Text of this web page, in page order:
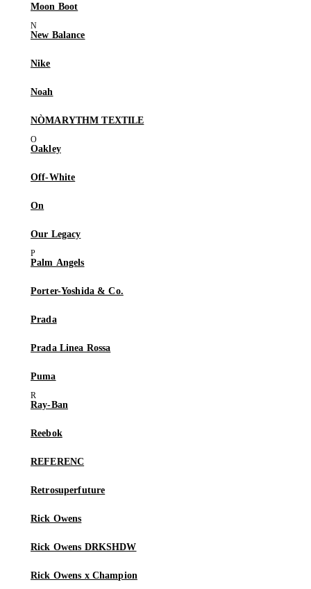
Moon Boot
New Balance
Nike
Noah
NÒMARYTHM TEXTILE
Oakley
Off-White
On
Our Legacy
Palm Angels
Porter-Yoshida & Co.
Prada
Prada Linea Rossa
Puma
Ray-Ban
Reebok
REFERENC
Retrosuperfuture
Rick Owens
Rick Owens DRKSHDW
Rick Owens x Champion